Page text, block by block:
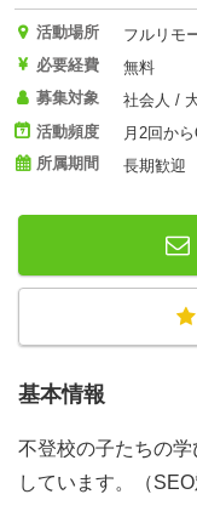
活動場所
フルリモ
必要経費
無料
募集対象
社会人 /
活動頻度
月2回か
所属期間
長期歓迎
基本情報
不登校の子たちの
しています。（